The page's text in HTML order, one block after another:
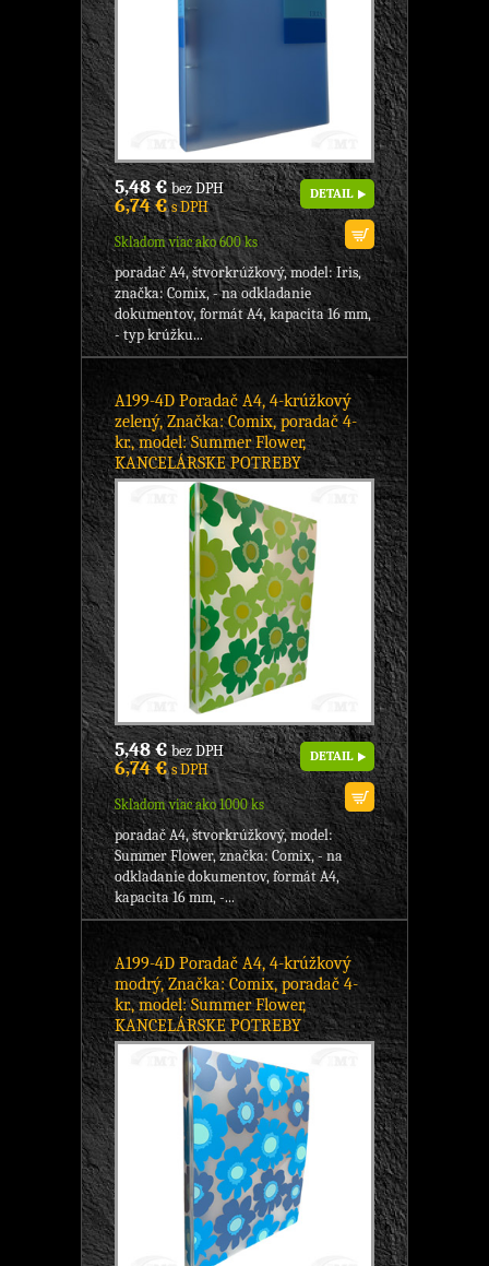
5,48 €bez DPH
6,74 €s DPH
Skladom viac ako 600 ks
DETAIL
poradač A4, štvorkrúžkový, model: Iris,
značka: Comix, - na odkladanie
dokumentov, formát A4, kapacita 16 mm,
- typ krúžku...
A199-4D Poradač A4, 4-krúžkový
zelený, Značka: Comix, poradač 4-
kr., model: Summer Flower,
KANCELÁRSKE POTREBY
5,48 €bez DPH
6,74 €s DPH
Skladom viac ako 1000 ks
DETAIL
poradač A4, štvorkrúžkový, model:
Summer Flower, značka: Comix, - na
odkladanie dokumentov, formát A4,
kapacita 16 mm, -...
A199-4D Poradač A4, 4-krúžkový
modrý, Značka: Comix, poradač 4-
kr., model: Summer Flower,
KANCELÁRSKE POTREBY